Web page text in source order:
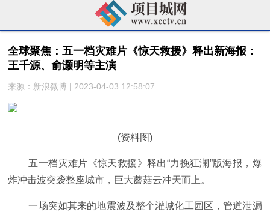
全球聚焦：五一档灾难片《惊天救援》释出新海报：
王千源、俞灏明等主演
来源：新浪微博 | 2023-04-03 12:58:07
(资料图)
五一档灾难片《惊天救援》释出“力挽狂澜”版海报，爆
炸冲击波突袭整座城市，巨大蘑菇云冲天而上。
一场突如其来的地震波及整个灌城化工园区，管道泄漏